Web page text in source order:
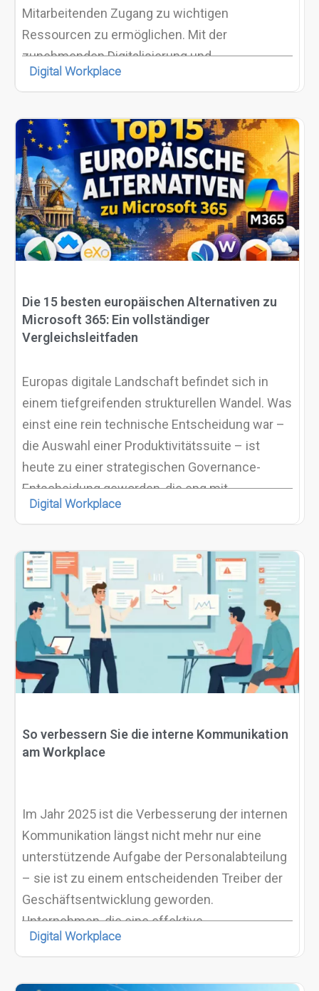
Mitarbeitenden Zugang zu wichtigen
Ressourcen zu ermöglichen. Mit der
zunehmenden Digitalisierung und
Informationsflut in der modernen Arbeitswelt
ihre Grenzen. Die stetig wachsende Menge an
Daten, Anwendungen und
Kollaborationsplattformen, die Mitarbeitende
täglich nutzen, macht es immer schwieriger,
Informationen effizient zu finden und zu
verwalten.
Digital Workplace
Die 15 besten europäischen Alternativen zu
Microsoft 365: Ein vollständiger
Vergleichsleitfaden
Europas digitale Landschaft befindet sich in
einem tiefgreifenden strukturellen Wandel. Was
einst eine rein technische Entscheidung war –
die Auswahl einer Produktivitätssuite – ist
heute zu einer strategischen Governance-
Entscheidung geworden, die eng mit
Compliance, rechtlicher Zuständigkeit und
Digital Workplace
So verbessern Sie die interne Kommunikation
am Workplace
Im Jahr 2025 ist die Verbesserung der internen
Kommunikation längst nicht mehr nur eine
unterstützende Aufgabe der Personalabteilung
– sie ist zu einem entscheidenden Treiber der
Geschäftsentwicklung geworden.
Unternehmen, die eine effektive
Kommunikation priorisieren, können die
besser bewältigen, wichtige Talente langfristig
Digital Workplace